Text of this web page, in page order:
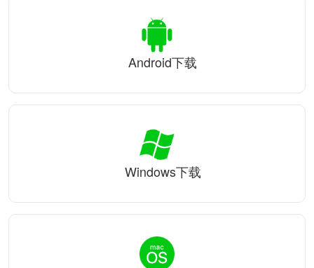
Android下载
Windows下载